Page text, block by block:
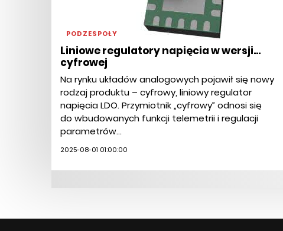
PODZESPOŁY
Liniowe regulatory napięcia w wersji...
cyfrowej
Na rynku układów analogowych pojawił się nowy
rodzaj produktu – cyfrowy, liniowy regulator
napięcia LDO. Przymiotnik „cyfrowy” odnosi się
do wbudowanych funkcji telemetrii i regulacji
parametrów...
2025-08-01 01:00:00